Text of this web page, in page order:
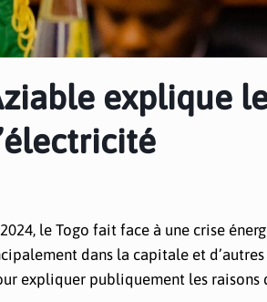
explique
le Togo fait face à une crise
dans la capitale et
expliquer publiquement les raisons